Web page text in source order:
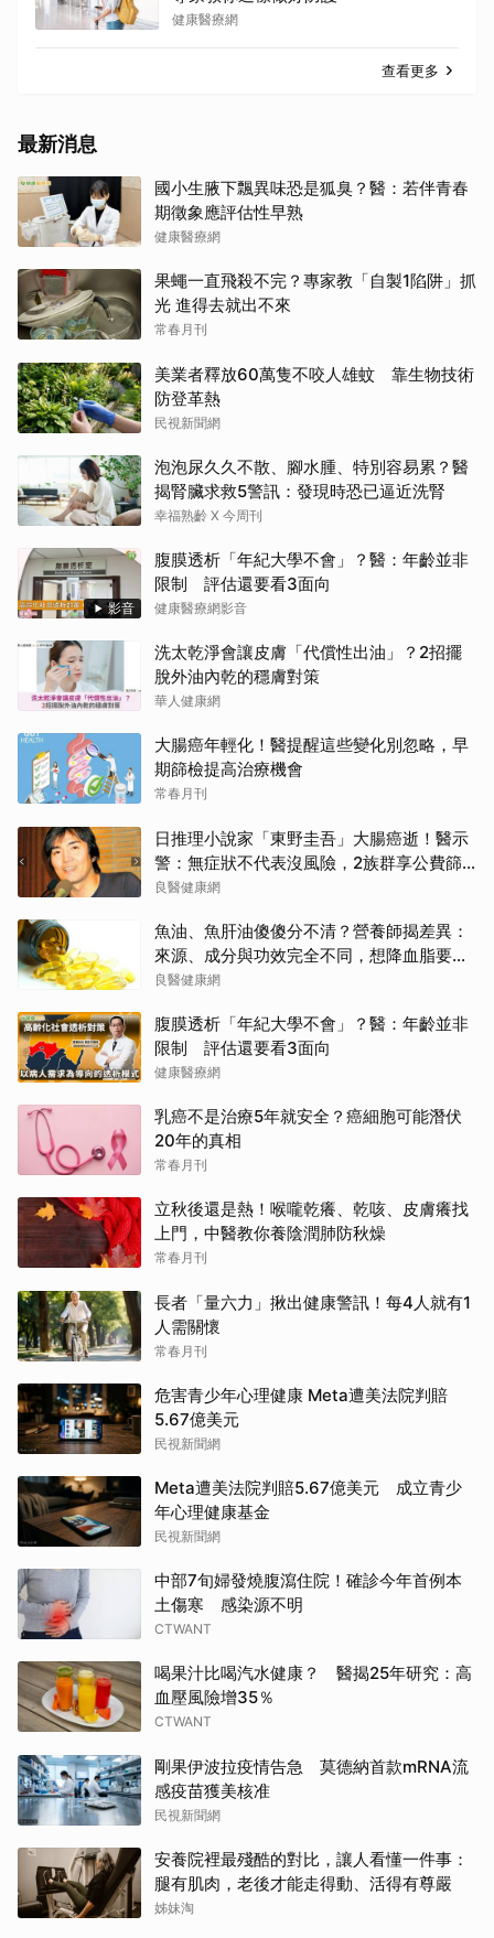
健康醫療網
查看更多
最新消息
國小生腋下飄異味恐是狐臭？醫：若伴青春
期徵象應評估性早熟
健康醫療網
果蠅一直飛殺不完？專家教「自製1陷阱」抓
光 進得去就出不來
常春月刊
美業者釋放60萬隻不咬人雄蚊 靠生物技術
防登革熱
民視新聞網
泡泡尿久久不散、腳水腫、特別容易累？醫
揭腎臟求救5警訊：發現時恐已逼近洗腎
幸福熟齡 X 今周刊
影音
腹膜透析「年紀大學不會」？醫：年齡並非
限制 評估還要看3面向
健康醫療網影音
洗太乾淨會讓皮膚「代償性出油」？2招擺
脫外油內乾的穩膚對策
華人健康網
大腸癌年輕化！醫提醒這些變化別忽略，早
期篩檢提高治療機會
常春月刊
日推理小說家「東野圭吾」大腸癌逝！醫示
警：無症狀不代表沒風險，2族群享公費篩
檢
良醫健康網
魚油、魚肝油傻傻分不清？營養師揭差異：
來源、成分與功效完全不同，想降血脂要吃
「它」
良醫健康網
腹膜透析「年紀大學不會」？醫：年齡並非
限制 評估還要看3面向
健康醫療網
乳癌不是治療5年就安全？癌細胞可能潛伏
20年的真相
常春月刊
立秋後還是熱！喉嚨乾癢、乾咳、皮膚癢找
上門，中醫教你養陰潤肺防秋燥
常春月刊
長者「量六力」揪出健康警訊！每4人就有1
人需關懷
常春月刊
危害青少年心理健康 Meta遭美法院判賠
5.67億美元
民視新聞網
Meta遭美法院判賠5.67億美元 成立青少
年心理健康基金
民視新聞網
中部7旬婦發燒腹瀉住院！確診今年首例本
土傷寒 感染源不明
CTWANT
喝果汁比喝汽水健康？ 醫揭25年研究：高
血壓風險增35％
CTWANT
剛果伊波拉疫情告急 莫德納首款mRNA流
感疫苗獲美核准
民視新聞網
安養院裡最殘酷的對比，讓人看懂一件事：
腿有肌肉，老後才能走得動、活得有尊嚴
姊妹淘